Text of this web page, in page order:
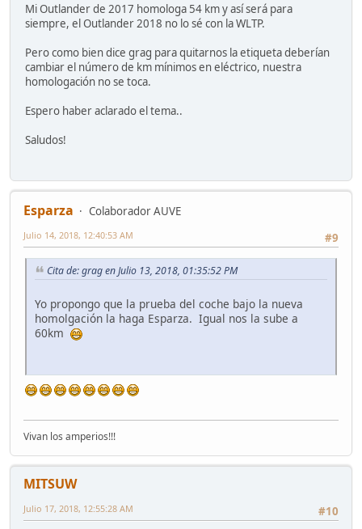
Mi Outlander de 2017 homologa 54 km y así será para
siempre, el Outlander 2018 no lo sé con la WLTP.
Pero como bien dice grag para quitarnos la etiqueta deberían
cambiar el número de km mínimos en eléctrico, nuestra
homologación no se toca.
Espero haber aclarado el tema..
Saludos!
Esparza
Colaborador AUVE
#9
Julio 14, 2018, 12:40:53 AM
Cita de: grag en Julio 13, 2018, 01:35:52 PM
Yo propongo que la prueba del coche bajo la nueva
homolgación la haga Esparza. Igual nos la sube a
60km
Vivan los amperios!!!
MITSUW
#10
Julio 17, 2018, 12:55:28 AM